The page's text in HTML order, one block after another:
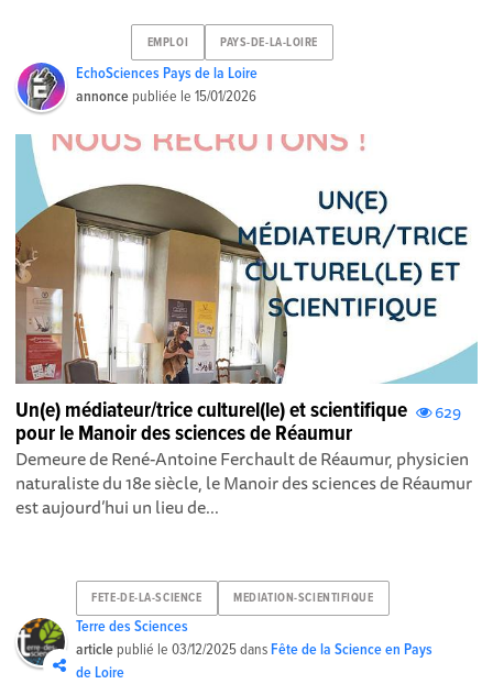
EMPLOI PAYS-DE-LA-LOIRE
EchoSciences Pays de la Loire
annonce publiée le15/01/2026
629
Un(e) médiateur/trice culturel(le) et scientifique
pour le Manoir des sciences de Réaumur
Demeure de René-Antoine Ferchault de Réaumur, physicien
naturaliste du 18e siècle, le Manoir des sciences de Réaumur
est aujourd’hui un lieu de...
FETE-DE-LA-SCIENCE MEDIATION-SCIENTIFIQUE
Terre des Sciences
article publié le03/12/2025dansFête de la Science en Pays
de Loire